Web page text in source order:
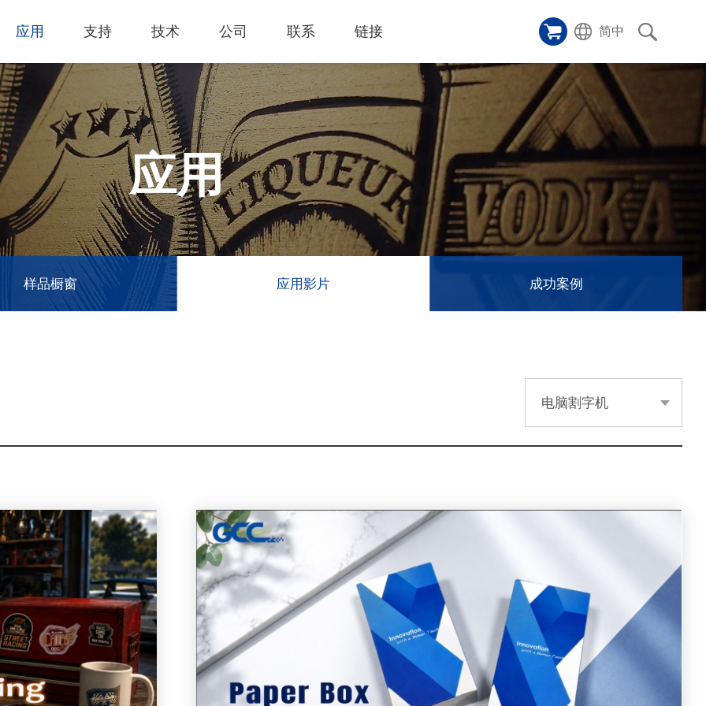
激光雕刻机 激光切割机
应用
热门应用
薄膜切割
玻璃
礼赠品
首饰
塑料
印章
陈列展示
样品橱窗
应用影片
成功案例
支持
术支持
载专区
品终止政策
保固服务
技术
知识专区
产品影片
激光雕刻
公司
关于我们
经营理念
创新技术
客户服务
里程碑
全部
公司沿革
产品历史
荣誉和认证 新闻和活动
最新消息
参展消息
联系
客户服务
成为代理商
产品咨询
其他问题
GCC 联系信息
链接
Financing Service
GCC Web Shop
GCC Club
代理商入口
简中
应用
样品橱窗 应用影片 成功案例
电脑割字机